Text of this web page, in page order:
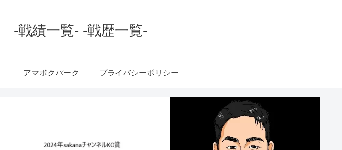
-戦績一覧- -戦歴一覧-
アマボクパーク プライバシーポリシー